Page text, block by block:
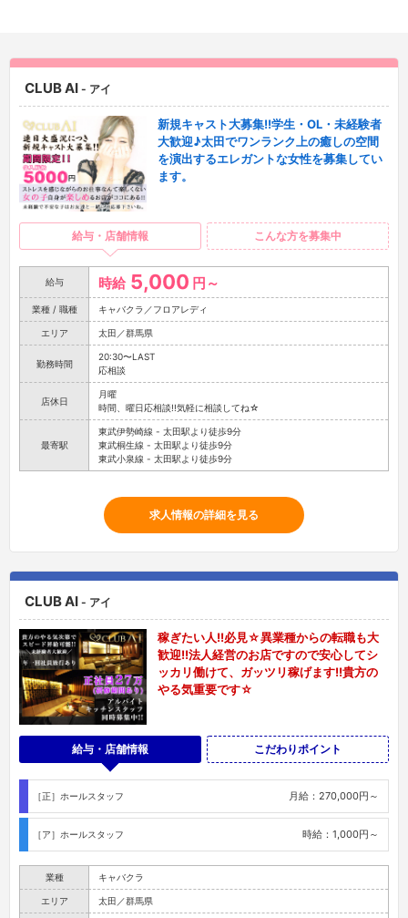
CLUB AI - アイ
新規キャスト大募集!!学生・OL・未経験者
大歓迎♪太田でワンランク上の癒しの空間
を演出するエレガントな女性を募集してい
ます。
給与・店舗情報 こんな方を募集中
給与 時給 5,000 円～
業種 / 職種 キャバクラ／フロアレディ
エリア 太田／群馬県
勤務時間
20:30〜LAST
応相談
店休日
月曜
時間、曜日応相談!!気軽に相談してね☆
最寄駅
東武伊勢崎線 - 太田駅より徒歩9分
東武桐生線 - 太田駅より徒歩9分
東武小泉線 - 太田駅より徒歩9分
求人情報の詳細を見る
CLUB AI - アイ
稼ぎたい人!!必見☆異業種からの転職も大
歓迎!!法人経営のお店ですので安心してシ
ッカリ働けて、ガッツリ稼げます!!貴方の
やる気重要です☆
給与・店舗情報 こだわりポイント
［正］ホールスタッフ 月給：270,000円～
［ア］ホールスタッフ 時給：1,000円～
業種 キャバクラ
エリア 太田／群馬県